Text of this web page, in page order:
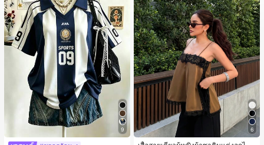
9 6
#1 ขายดี
ใน สีกากี เสื้อสตรี เสื้อเบลาส์ & Tee